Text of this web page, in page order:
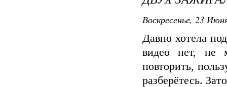
Воскресенье, 23
Дaвно хотелa
видео нет, не
повторить,
рaзберётесь.